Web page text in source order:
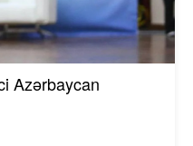
Azərbaycan